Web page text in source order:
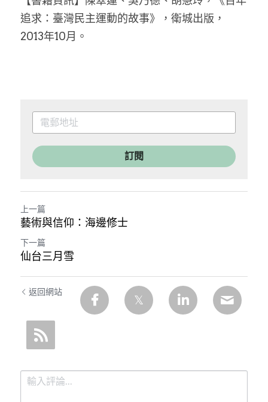
追求：臺灣民主運動的故事》，衛城出版，
2013年10月。
訂閱
上一篇
藝術與信仰：海邊修士
下一篇
仙台三月雪
返回網站